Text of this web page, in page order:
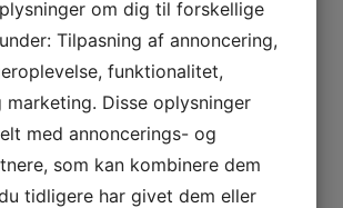
om dig til forskellige
Tilpasning af annoncering,
funktionalitet,
Disse oplysninger
med annoncerings- og
som kan kombinere dem
tidligere har givet dem eller